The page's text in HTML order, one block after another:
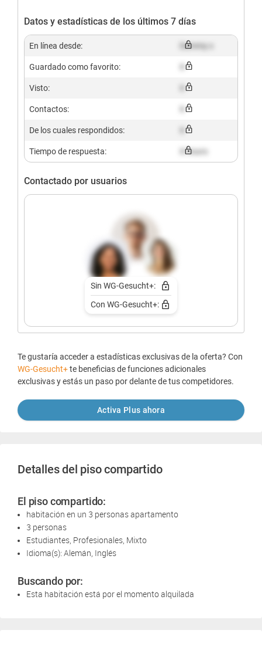
Datos y estadísticas de los últimos 7 días
En línea desde: Dummy x
Guardado como favorito:
Visto:
Contactos:
De los cuales respondidos:
Tiempo de respuesta: X hours
Contactado por usuarios
Sin WG-Gesucht+:
Con WG-Gesucht+:
Te gustaría acceder a estadísticas exclusivas de la oferta? Con
WG-Gesucht+te beneficias de funciones adicionales
exclusivas y estás un paso por delante de tus competidores.
Activa Plus ahora
Detalles del piso compartido
El piso compartido:
habitación en un 3 personas apartamento
3 personas
Estudiantes, Profesionales, Mixto
Idioma(s): Alemán, Inglés
Buscando por:
Esta habitación está por el momento alquilada